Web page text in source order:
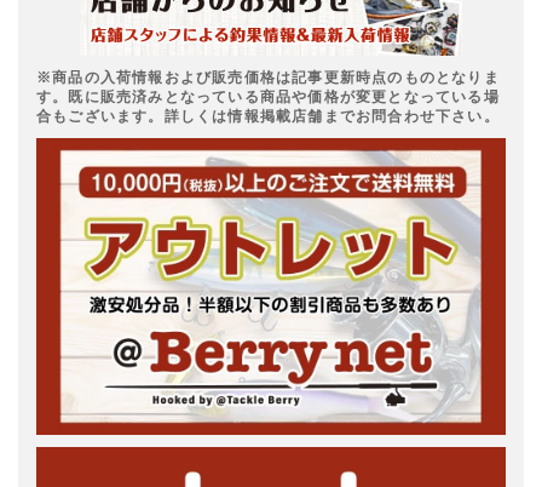
※商品の入荷情報および販売価格は記事更新時点のものとなりま
す。既に販売済みとなっている商品や価格が変更となっている場
合もございます。詳しくは情報掲載店舗までお問合わせ下さい。